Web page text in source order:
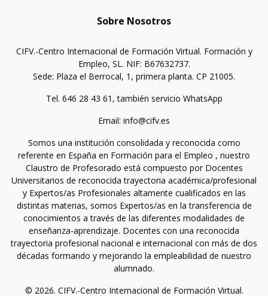
Sobre Nosotros
CIFV.-Centro Internacional de Formación Virtual. Formación y
Empleo, SL. NIF: B67632737.
Sede: Plaza el Berrocal, 1, primera planta. CP 21005.
Tel. 646 28 43 61, también servicio WhatsApp
Email: info@cifv.es
Somos una institución consolidada y reconocida como
referente en España en Formación para el Empleo , nuestro
Claustro de Profesorado está compuesto por Docentes
Universitarios de reconocida trayectoria académica/profesional
y Expertos/as Profesionales altamente cualificados en las
distintas materias, somos Expertos/as en la transferencia de
conocimientos a través de las diferentes modalidades de
enseñanza-aprendizaje. Docentes con una reconocida
trayectoria profesional nacional e internacional con más de dos
décadas formando y mejorando la empleabilidad de nuestro
alumnado.
© 2026. CIFV.-Centro Internacional de Formación Virtual.